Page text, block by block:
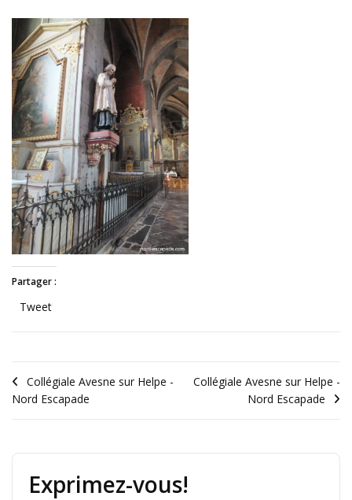
Partager :
Tweet
Collégiale Avesne sur Helpe -
Nord Escapade
Collégiale Avesne sur Helpe -
Nord Escapade
Exprimez-vous!